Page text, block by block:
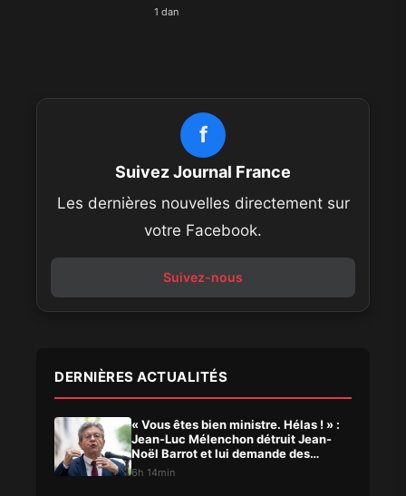
1 dan
f
Suivez Journal France
Les dernières nouvelles directement sur
votre Facebook.
Suivez-nous
DERNIÈRES ACTUALITÉS
« Vous êtes bien ministre. Hélas ! » :
Jean-Luc Mélenchon détruit Jean-
Noël Barrot et lui demande des
comptes
6h 14min